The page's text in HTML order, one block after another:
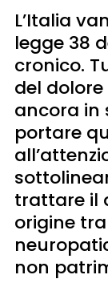
L’Italia
legge 38
cronico.
del
ancora in
portare
trattare il
origine
non